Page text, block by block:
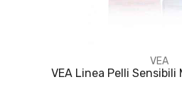
VEA
VEA Linea Pelli Sensibili